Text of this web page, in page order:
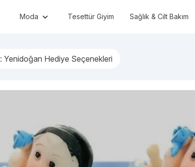
Moda Tesettür Giyim Sağlık & Cilt Bakım
Yenidoğan Hediye Seçenekleri